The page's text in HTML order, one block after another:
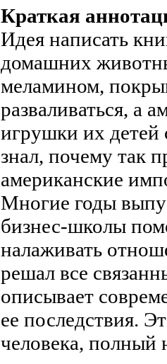
Краткая
Идея написать
домашних
меламином,
разваливаться, а
игрушки их детей
знал, почему так
американские
Многие годы
бизнес-школы
налаживать
решал все
описывает
ее последствия.
человека, полный